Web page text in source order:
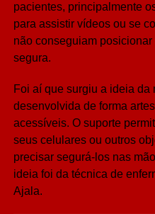
pacientes, principalmente
para assistir vídeos ou se
não conseguiam
segura.
Foi aí que surgiu a ideia da
desenvolvida de forma
acessíveis. O suporte
seus celulares ou outros
precisar segurá-los nas
ideia foi da técnica de
Ajala.